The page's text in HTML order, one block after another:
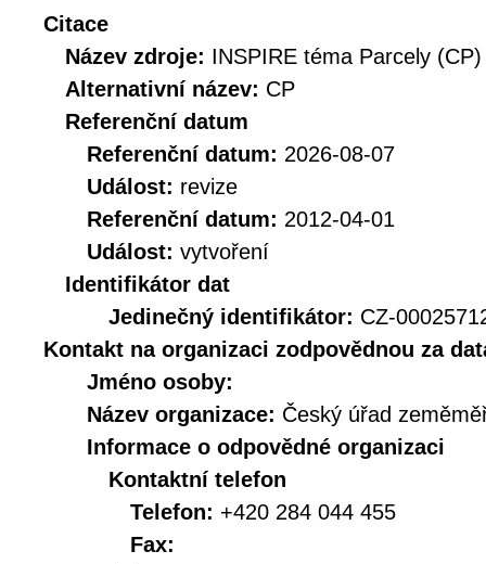
Citace
Název zdroje: INSPIRE téma Parcely (CP)
Alternativní název: CP
Referenční datum
Referenční datum: 2026-08-07
Událost: revize
Referenční datum: 2012-04-01
Událost: vytvoření
Identifikátor dat
Jedinečný identifikátor: CZ-
Kontakt na organizaci zodpovědnou za
Jméno osoby:
Název organizace: Český úřad
Informace o odpovědné organizaci
Kontaktní telefon
Telefon: +420 284 044 455
Fax: